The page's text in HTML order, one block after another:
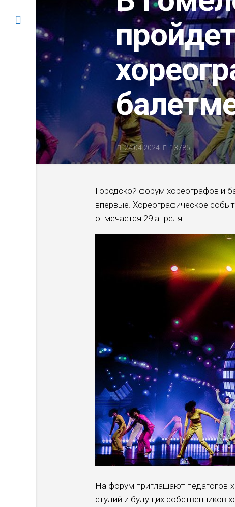
24.04.2024 13785
Городской форум хореографов и
впервые. Хореографическое
отмечается 29 апреля.
На форум приглашают педагогов-
студий и будущих собственников